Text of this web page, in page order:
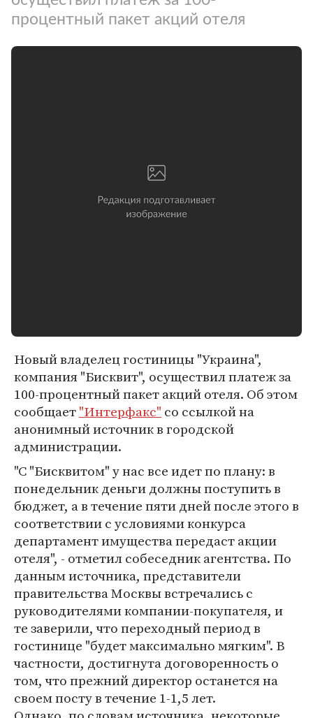
процентный пакет акций отеля
Новый владелец гостиницы "Украина",
компания "Бисквит", осуществил платеж за
100-процентный пакет акций отеля. Об этом
сообщает"Интерфакс" со ссылкой на
анонимный источник в городской
администрации.
"С "Бисквитом" у нас все идет по плану: в
понедельник деньги должны поступить в
бюджет, а в течение пяти дней после этого в
соответствии с условиями конкурса
департамент имущества передаст акции
отеля", - отметил собеседник агентства. По
данным источника, представители
правительства Москвы встречались с
руководителями компании-покупателя, и
те заверили, что переходный период в
гостинице "будет максимально мягким". В
частности, достигнута договоренность о
том, что прежний директор останется на
своем посту в течение 1-1,5 лет.